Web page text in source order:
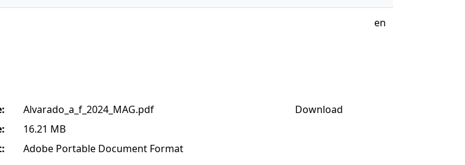
en
Alvarado_a_f_2024_MAG.pdf
16.21 MB
Adobe Portable Document Format
Download